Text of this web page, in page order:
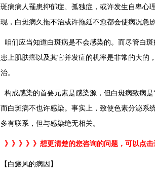
斑病病人罹患抑郁症、孤独症，或许发生自卑心
现，白斑病久拖不治或许拖延不愈都会使病况急
咱们应当知道白斑病是不会感染的。而尽管白
患上肌肤癌以及其它并发症的机率是非常的大的
治。
构成感染的首要元素是感染源，但白斑病致病
而白斑病不也许感染。事实上，致使色素分泌系
多有联系，但与感染绝无相关。
》》》》》想更清楚的您咨询的问题，可以点击
【白癜风的病因】